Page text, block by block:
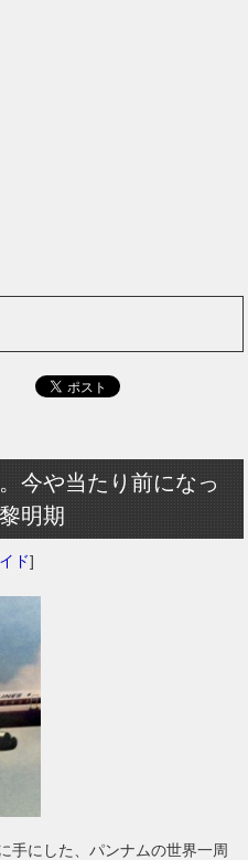
今や当たり前になっ
明期
ド]
手にした、パンナムの世界一周